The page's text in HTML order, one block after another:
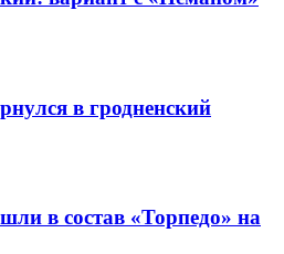
в гродненский
в состав «Торпедо» на